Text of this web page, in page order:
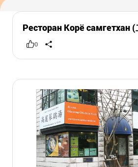
Ресторан Корё самгетхан
0